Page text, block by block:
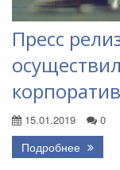
Пресс
15.01.2019 0
Подробнее